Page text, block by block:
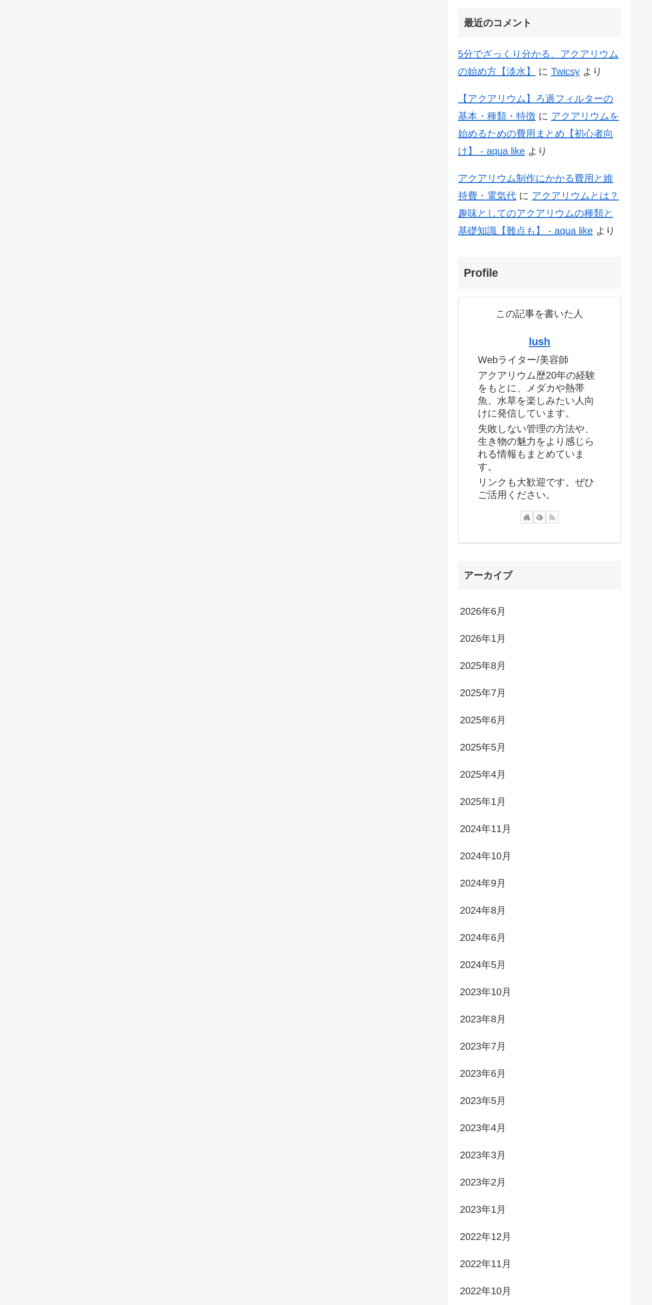
最近のコメント
5分でざっくり分かる、アクアリウム
の始め方【淡水】
に Twicsy より
【アクアリウム】ろ過フィルターの
基本・種類・特徴 に アクアリウムを
始めるための費用まとめ【初心者向
け】 - aqua like より
アクアリウム制作にかかる費用と維
持費・電気代 に アクアリウムとは？
趣味としてのアクアリウムの種類と
基礎知識【難点も】 - aqua like より
Profile
この記事を書いた人
lush
Webライター/美容師
アクアリウム歴20年の経験
をもとに、メダカや熱帯
魚、水草を楽しみたい人向
けに発信しています。
失敗しない管理の方法や、
生き物の魅力をより感じら
れる情報もまとめていま
す。
リンクも大歓迎です。ぜひ
ご活用ください。
アーカイブ
2026年6月
2026年1月
2025年8月
2025年7月
2025年6月
2025年5月
2025年4月
2025年1月
2024年11月
2024年10月
2024年9月
2024年8月
2024年6月
2024年5月
2023年10月
2023年8月
2023年7月
2023年6月
2023年5月
2023年4月
2023年3月
2023年2月
2023年1月
2022年12月
2022年11月
2022年10月